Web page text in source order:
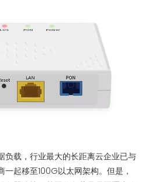
负载，行业最大的长距离云企业已与
起移至100G以太网架构。但是，